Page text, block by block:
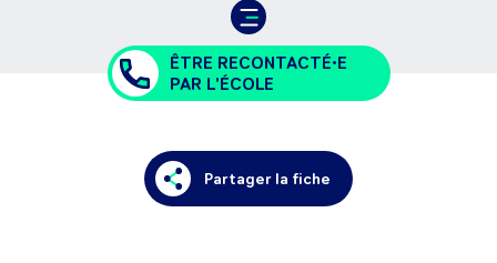
ÊTRE RECONTACTÉ•E
PAR L'ÉCOLE
Partager la fiche